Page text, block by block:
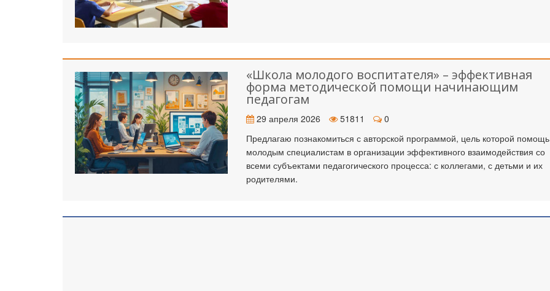
«Школа молодого воспитателя» – эффективная
форма методической помощи начинающим
педагогам
29 апреля 2026 51811
0
Предлагаю познакомиться с авторской программой, цель которой помощь
молодым специалистам в организации эффективного взаимодействия со
всеми субъектами педагогического процесса: с коллегами, с детьми и их
родителями.